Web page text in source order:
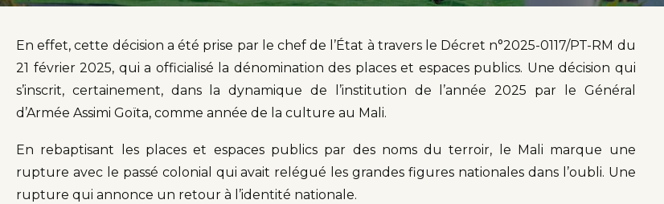
En effet, cette décision a été prise par le chef de l’État à travers le Décret n°2025-0117/PT-RM du
21 février 2025, qui a officialisé la dénomination des places et espaces publics. Une décision qui
s’inscrit, certainement, dans la dynamique de l’institution de l’année 2025 par le Général
d’Armée Assimi Goïta, comme année de la culture au Mali.
En rebaptisant les places et espaces publics par des noms du terroir, le Mali marque une
rupture avec le passé colonial qui avait relégué les grandes figures nationales dans l’oubli. Une
rupture qui annonce un retour à l’identité nationale.